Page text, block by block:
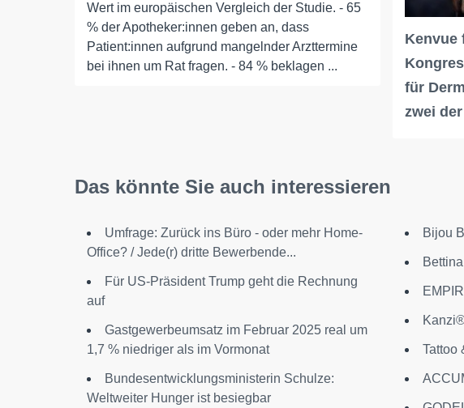
Wert im europäischen Vergleich der Studie. - 65
% der Apotheker:innen geben an, dass
Patient:innen aufgrund mangelnder Arzttermine
bei ihnen um Rat fragen. - 84 % beklagen ...
Kenvue
für
zwei
Das könnte Sie auch interessieren
Umfrage: Zurück ins Büro - oder mehr Home-
Office? / Jede(r) dritte Bewerbende...
Für US-Präsident Trump geht die Rechnung
auf
Gastgewerbeumsatz im Februar 2025 real um
1,7 % niedriger als im Vormonat
Bundesentwicklungsministerin Schulze:
Weltweiter Hunger ist besiegbar
Bijou
Tattoo